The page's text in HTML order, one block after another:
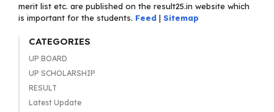
merit list etc. are published on the result25.in website which
is important for the students. Feed | Sitemap
CATEGORIES
UP BOARD
UP SCHOLARSHIP
RESULT
Latest Update